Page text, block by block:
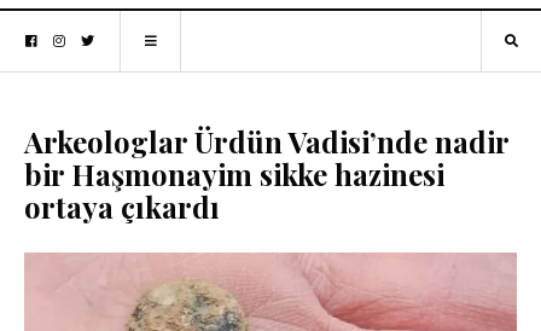
Arkeologlar Ürdün Vadisi’nde nadir
bir Haşmonayim sikke hazinesi
ortaya çıkardı